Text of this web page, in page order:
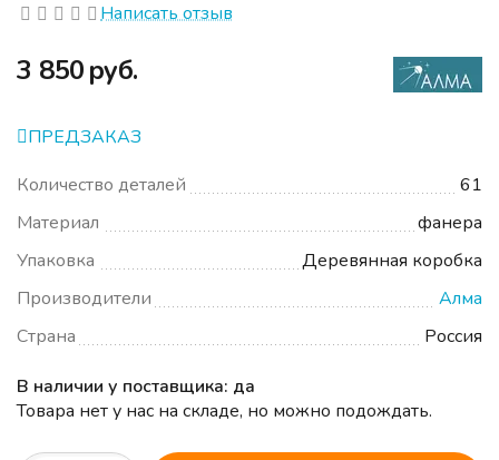
Написать отзыв
‍3 850‍руб.
ПРЕДЗАКАЗ
Количество деталей
61
Материал
фанера
Упаковка
Деревянная коробка
Производители
Алма
Страна
Россия
В наличии у поставщика: да
Товара нет у нас на складе, но можно подождать.